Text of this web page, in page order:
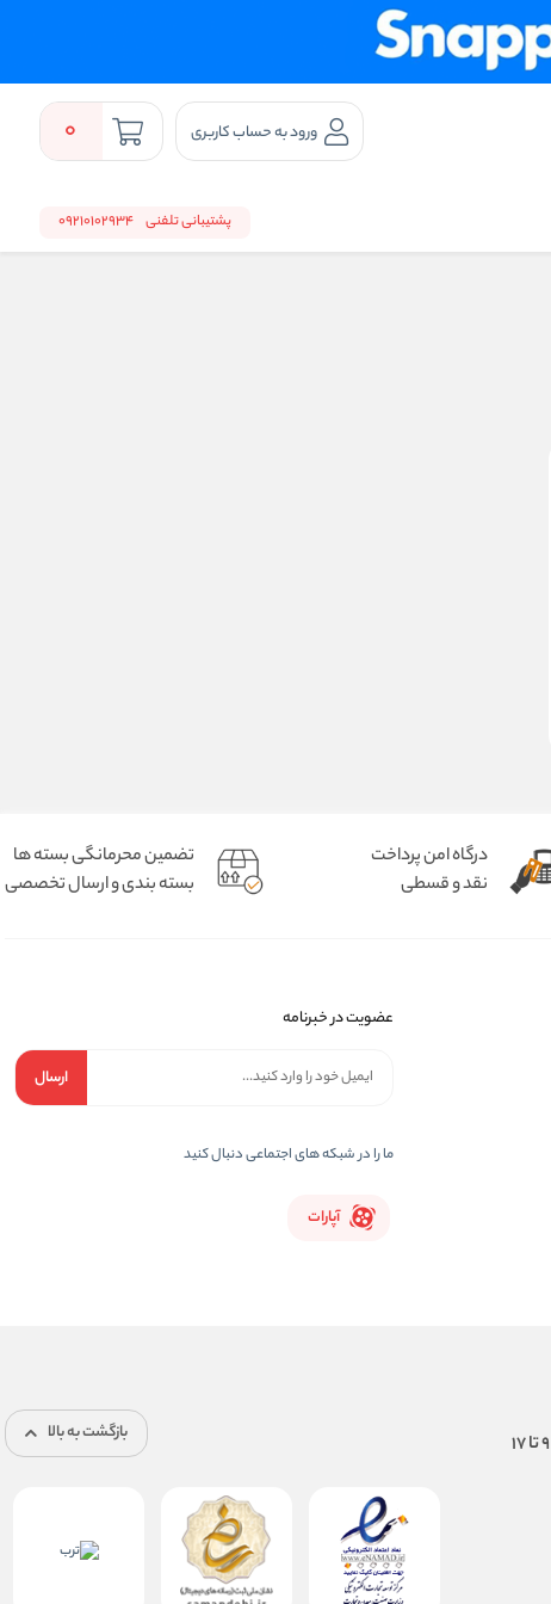
ورود به حساب کاربری 0
پشتیبانی تلفنی 09210102934
درگاه امن پرداخت
نقد و قسطی
تضمین محرمانگی بسته ها
بسته بندی و ارسال تخصصی
عضویت در خبرنامه
ارسال
ما را در شبکه های اجتماعی دنبال کنید
آپارات
بازگشت به بالا